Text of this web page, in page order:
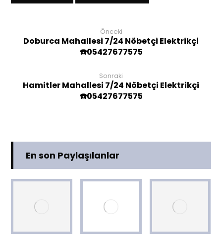
Önceki
Doburca Mahallesi 7/24 Nöbetçi Elektrikçi
☎️05427677575
Sonraki
Hamitler Mahallesi 7/24 Nöbetçi Elektrikçi
☎️05427677575
En son Paylaşılanlar